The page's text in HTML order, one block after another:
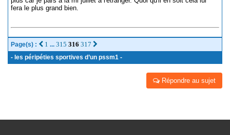
fera le plus grand bien.
Page(s) : 1 ... 315 316 317
- les péripéties sportives d’un pssm1 -
Répondre au sujet